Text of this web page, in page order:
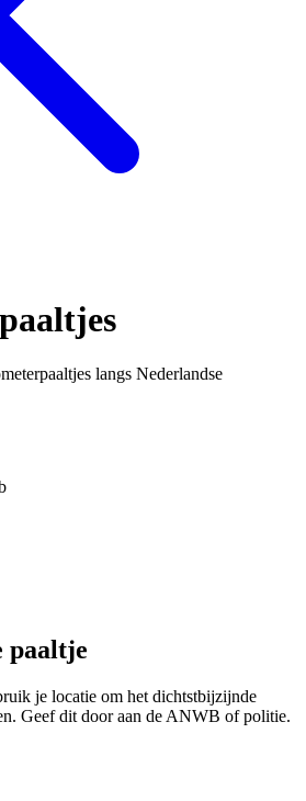
langs Nederlandse
paaltje
je locatie om het dichtstbijzijnde
Geef dit door aan de ANWB of politie.